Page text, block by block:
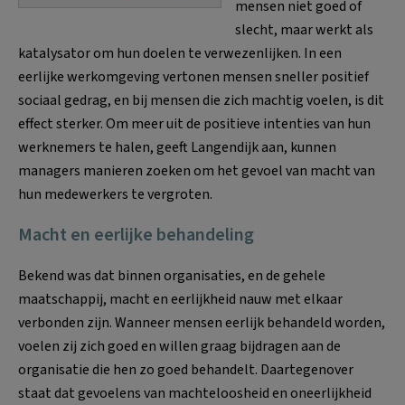
mensen niet goed of
slecht, maar werkt als
katalysator om hun doelen te verwezenlijken. In een
eerlijke werkomgeving vertonen mensen sneller positief
sociaal gedrag, en bij mensen die zich machtig voelen, is dit
effect sterker. Om meer uit de positieve intenties van hun
werknemers te halen, geeft Langendijk aan, kunnen
managers manieren zoeken om het gevoel van macht van
hun medewerkers te vergroten.
Macht en eerlijke behandeling
Bekend was dat binnen organisaties, en de gehele
maatschappij, macht en eerlijkheid nauw met elkaar
verbonden zijn. Wanneer mensen eerlijk behandeld worden,
voelen zij zich goed en willen graag bijdragen aan de
organisatie die hen zo goed behandelt. Daartegenover
staat dat gevoelens van machteloosheid en oneerlijkheid